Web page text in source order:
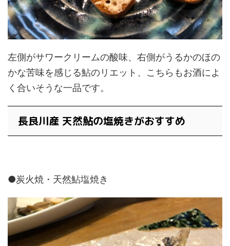
左側がサワークリームの酸味、右側がうるかのほの
かな苦味を感じる鮎のリエット、こちらもお酒によ
く合いそうな一品です。
長良川産 天然鮎の塩焼きがおすすめ
●炭火焼・天然鮎塩焼き